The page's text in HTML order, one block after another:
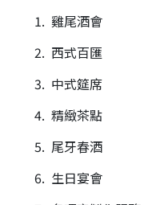
雞尾酒會
西式百匯
中式筵席
精緻茶點
尾牙春酒
生日宴會